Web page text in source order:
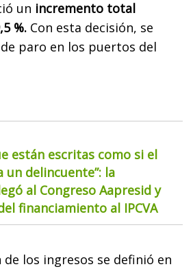
un incremento total
%. Con esta decisión, se
paro en los puertos del
están escritas como si el
delincuente”: la
al Congreso Aapresid y
financiamiento al IPCVA
los ingresos se definió en